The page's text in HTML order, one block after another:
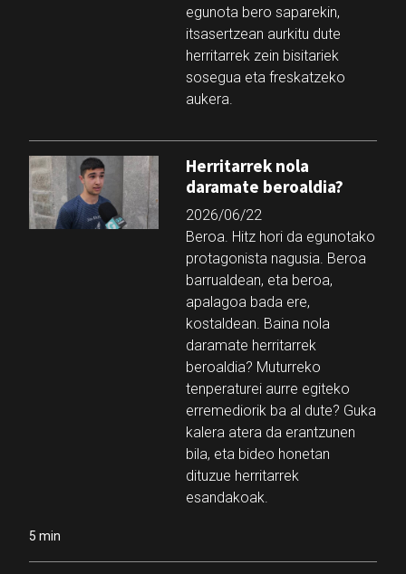
egunota bero saparekin,
itsasertzean aurkitu dute
herritarrek zein bisitariek
sosegua eta freskatzeko
aukera.
Herritarrek nola
daramate beroaldia?
2026/06/22
Beroa. Hitz hori da egunotako
protagonista nagusia. Beroa
barrualdean, eta beroa,
apalagoa bada ere,
kostaldean. Baina nola
daramate herritarrek
beroaldia? Muturreko
tenperaturei aurre egiteko
erremediorik ba al dute? Guka
kalera atera da erantzunen
bila, eta bideo honetan
dituzue herritarrek
esandakoak.
5 min